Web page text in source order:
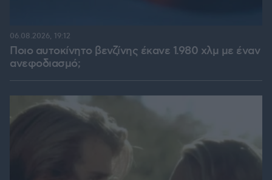
Ποιο αυτοκίνητο βενζίνης έκανε 1.980 χλμ με έναν
ανεφοδιασμό;
06.08.2026, 19:12